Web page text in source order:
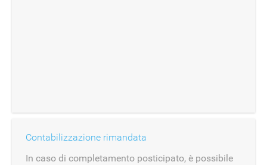
Contabilizzazione rimandata
In caso di completamento posticipato, è possibile